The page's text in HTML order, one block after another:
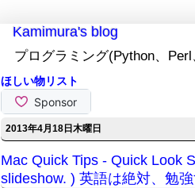
Kamimura's blog
プログラミング(Python、
ほしい物リスト
2013年4月18日木曜日
Mac Quick Tips - Quick Look
slideshow. ) 英語は絶対、勉